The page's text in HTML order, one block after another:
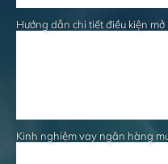
Hướng dẫn chi tiết điều kiện
Kinh nghiệm vay ngân hàng